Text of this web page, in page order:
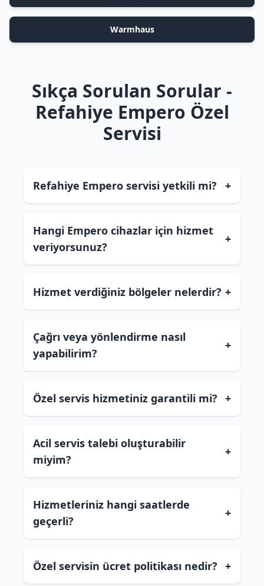
Warmhaus
Sıkça Sorulan Sorular -
Refahiye Empero Özel
Servisi
Refahiye Empero servisi yetkili mi? +
Hangi Empero cihazlar için hizmet
veriyorsunuz?
+
Hizmet verdiğiniz bölgeler nelerdir? +
Çağrı veya yönlendirme nasıl
yapabilirim?
+
Özel servis hizmetiniz garantili mi? +
Acil servis talebi oluşturabilir
miyim?
+
Hizmetleriniz hangi saatlerde
geçerli?
+
Özel servisin ücret politikası nedir? +